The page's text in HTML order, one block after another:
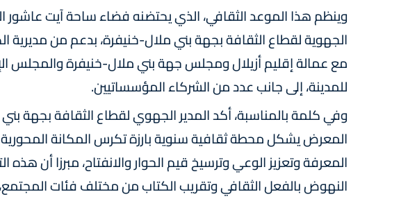
وينظم هذا الموعد الثقافي، الذي يحتضنه فضاء ساحة آيت عاشور
الجهوية لقطاع الثقافة بجهة بني ملال-خنيفرة، بدعم من مديرية
مع عمالة إقليم أزيلال ومجلس جهة بني ملال-خنيفرة والمجلس
للمدينة، إلى جانب عدد من الشركاء المؤسساتيين.
وفي كلمة بالمناسبة، أكد المدير الجهوي لقطاع الثقافة بجهة
المعرض يشكل محطة ثقافية سنوية بارزة تكرس المكانة المحورية
المعرفة وتعزيز الوعي وترسيخ قيم الحوار والانفتاح، مبرزا أن هذه
النهوض بالفعل الثقافي وتقريب الكتاب من مختلف فئات